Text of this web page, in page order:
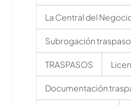
La Central del
Subrogación traspaso
TRASPASOS
Documentación